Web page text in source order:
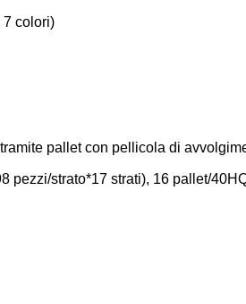
7 colori)
pallet con pellicola di
pezzi/strato*17 strati), 16 pallet/